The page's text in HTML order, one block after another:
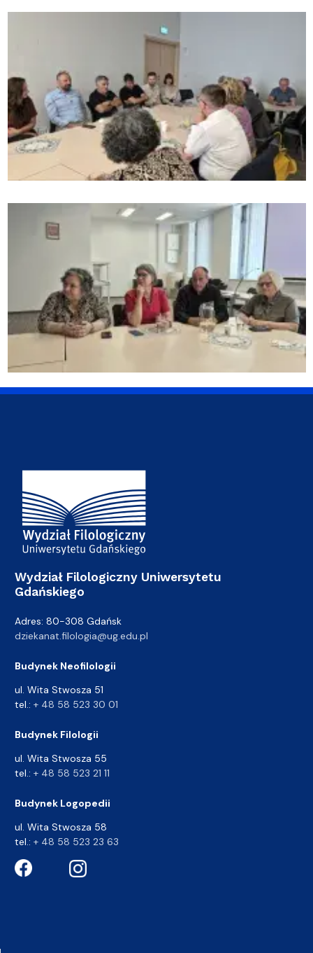
Adres Wydziału
Wydział Filologiczny Uniwersytetu
Gdańskiego
Adres: 80-308 Gdańsk
dziekanat.filologia@ug.edu.pl
Budynek Neofilologii
ul. Wita Stwosza 51
tel.: + 48 58 523 30 01
Budynek Filologii
ul. Wita Stwosza 55
tel.: + 48 58 523 21 11
Budynek Logopedii
ul. Wita Stwosza 58
tel.: + 48 58 523 23 63